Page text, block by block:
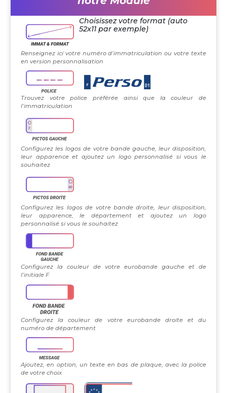
Choisissez votre format (auto
52x11 par exemple)
Renseignez ici votre numéro d’immatriculation ou votre texte
en version personnalisation
Trouvez votre police préférée ainsi que la couleur de
l’immatriculation
Configurez les logos de votre bande gauche, leur disposition,
leur apparence et ajoutez un logo personnalisé si vous le
souhaitez
Configurez les logos de votre bande droite, leur disposition,
leur apparence, le département et ajoutez un logo
personnalisé si vous le souhaitez
Configurez la couleur de votre eurobande gauche et de
l’initiale F
Configurez la couleur de votre eurobande droite et du
numéro de département
Ajoutez, en option, un texte en bas de plaque, avec la police
de votre choix